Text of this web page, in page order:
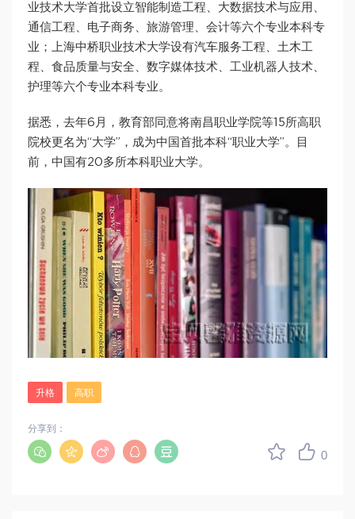
业技术大学首批设立智能制造工程、大数据技术与应用、
通信工程、电子商务、旅游管理、会计等六个专业本科专
业；上海中桥职业技术大学设有汽车服务工程、土木工
程、食品质量与安全、数字媒体技术、工业机器人技术、
护理等六个专业本科专业。
据悉，去年6月，教育部同意将南昌职业学院等15所高职
院校更名为“大学”，成为中国首批本科“职业大学”。目
前，中国有20多所本科职业大学。
升格 高职
0
分享到：